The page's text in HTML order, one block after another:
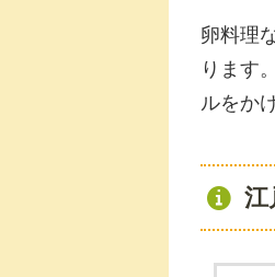
卵料理
ります
ルをか
江